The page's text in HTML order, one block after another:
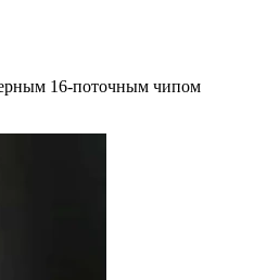
16-поточным чипом